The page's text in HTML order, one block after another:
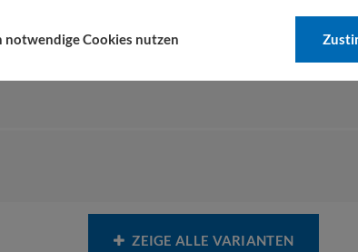
ZEIGE ALLE VARIANTEN
notwendige Cookies nutzen